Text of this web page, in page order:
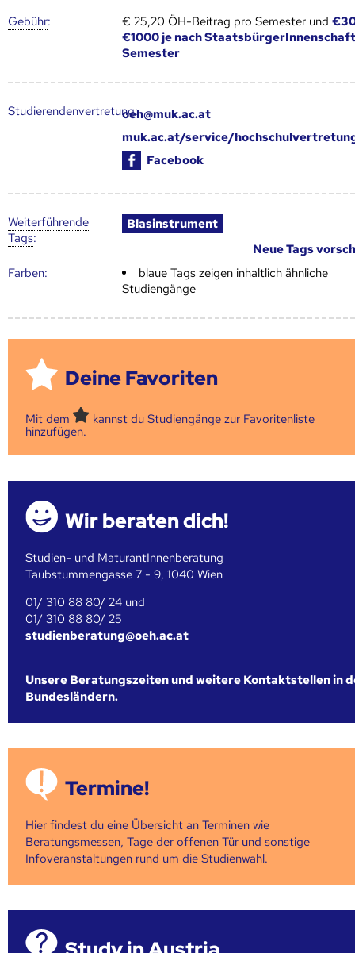
Gebühr: € 25,20 ÖH-Beitrag pro Semester und
€1000 je nach
Semester
Studierendenvertretung:oeh@muk.ac.at
muk.ac.at/service/
Facebook
Weiter­führende
Tags:
Blasinstrument
Neue Tags
Farben:
blaue Tags zeigen inhaltlich ähnliche
Studiengänge
Deine Favoriten
Mit dem
kannst du Studiengänge zur Favoritenliste
hinzufügen.
Wir beraten dich!
Studien- und MaturantInnenberatung
Taubstummengasse 7 - 9, 1040 Wien
01/ 310 88 80/ 24 und
01/ 310 88 80/ 25
studienberatung@oeh.ac.at
Unsere Beratungszeiten und weitere Kontaktstellen in
Bundesländern.
Termine!
Hier findest du eine Übersicht an Terminen wie
Beratungsmessen, Tage der offenen Tür und sonstige
Infoveranstaltungen rund um die Studienwahl.